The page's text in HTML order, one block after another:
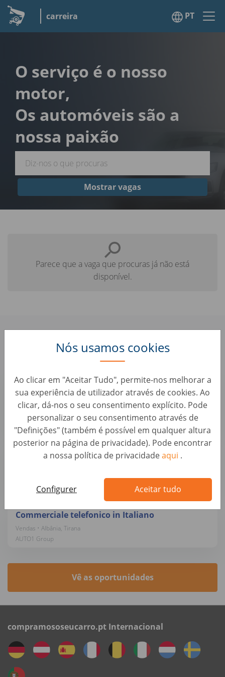
carreira PT
Nós usamos cookies
Ao clicar em "Aceitar Tudo", permite-nos melhorar a
sua experiência de utilizador através de cookies. Ao
clicar, dá-nos o seu consentimento explícito. Pode
personalizar o seu consentimento através de
"Definições" (também é possível em qualquer altura
posterior na página de privacidade). Pode encontrar
a nossa política de privacidadeaqui .
Configurer Aceitar tudo
O serviço é o nosso
motor,
Os automóveis são a
nossa paixão
Mostrar vagas
Parece que a vaga que procuras já não está
disponível.
Confere aqui algumas vagas
parecidas que te podem interessar:
Konsulent Shitjesh Telefonike ne tregun e
Shqiperise dhe Kosoves ne sektorin e makinave
Vendas • Albânia, Tiranë
AUTO1 Group
Account Manager B2B ne Gjuhen Greke per
Shitjen e Makinave Online
AUTO1 Group
Commerciale telefonico in Italiano
Vendas • Albânia, Tirana
AUTO1 Group
Vê as oportunidades
compramososeucarro.pt Internacional